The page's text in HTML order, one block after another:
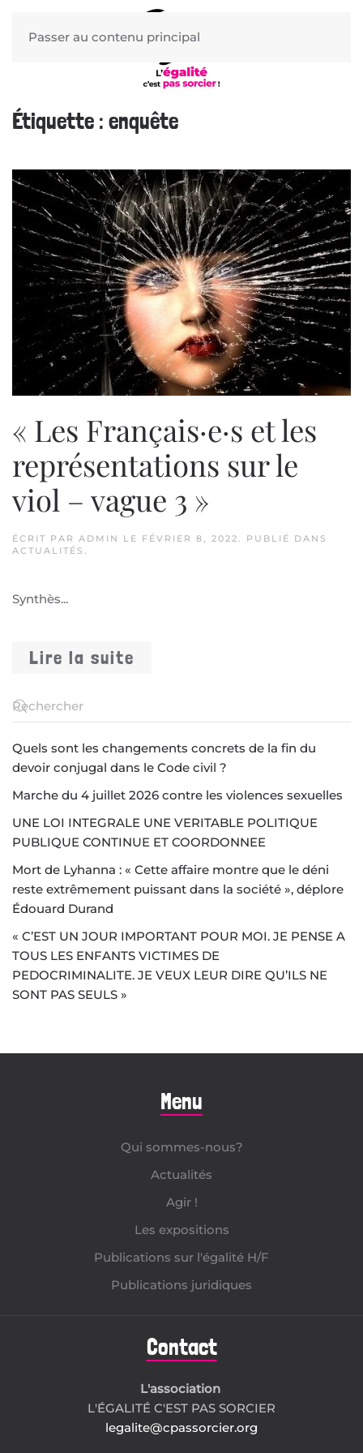
Passer au contenu principal
Étiquette : enquête
« Les Français·e·s et les
représentations sur le
viol – vague 3 »
ÉCRIT PAR ADMIN LE FÉVRIER 8, 2022
. PUBLIÉ DANS
ACTUALITÉS
Synthès...
Lire la suite
Quels sont les changements concrets de la fin du
devoir conjugal dans le Code civil ?
Marche du 4 juillet 2026 contre les violences sexuelles
UNE LOI INTEGRALE UNE VERITABLE POLITIQUE
PUBLIQUE CONTINUE ET COORDONNEE
Mort de Lyhanna : « Cette affaire montre que le déni
reste extrêmement puissant dans la société », déplore
Édouard Durand
« C’EST UN JOUR IMPORTANT POUR MOI. JE PENSE A
TOUS LES ENFANTS VICTIMES DE
PEDOCRIMINALITE. JE VEUX LEUR DIRE QU’ILS NE
SONT PAS SEULS »
Menu
Qui sommes-nous?
Actualités
Agir !
Les expositions
Publications sur l'égalité H/F
Publications juridiques
Contact
L'association
L'ÉGALITÉ C'EST PAS SORCIER
legalite@cpassorcier.org